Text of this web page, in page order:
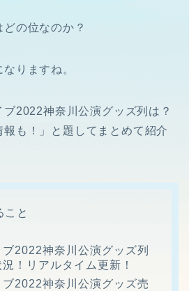
の位なのか？
りますね。
2022神奈川公演グッズ列は？
も！」と題してまとめて紹介
こと
2022神奈川公演グッズ列
！リアルタイム更新！
2022神奈川公演グッズ売